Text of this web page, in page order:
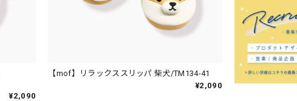
¥2,090
【mof】リラックススリッパ 柴犬/TM134-41
¥2,090